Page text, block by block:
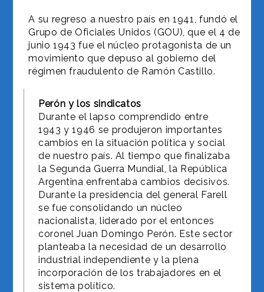
A su regreso a nuestro país en 1941, fundó el
Grupo de Oficiales Unidos (GOU), que el 4 de
junio 1943 fue el núcleo protagonista de un
movimiento que depuso al gobierno del
régimen fraudulento de Ramón Castillo.
Perón y los sindicatos
Durante el lapso comprendido entre
1943 y 1946 se produjeron importantes
cambios en la situación política y social
de nuestro país. Al tiempo que finalizaba
la Segunda Guerra Mundial, la República
Argentina enfrentaba cambios decisivos.
Durante la presidencia del general Farell
se fue consolidando un núcleo
nacionalista, liderado por el entonces
coronel Juan Domingo Perón. Este sector
planteaba la necesidad de un desarrollo
industrial independiente y la plena
incorporación de los trabajadores en el
sistema político.